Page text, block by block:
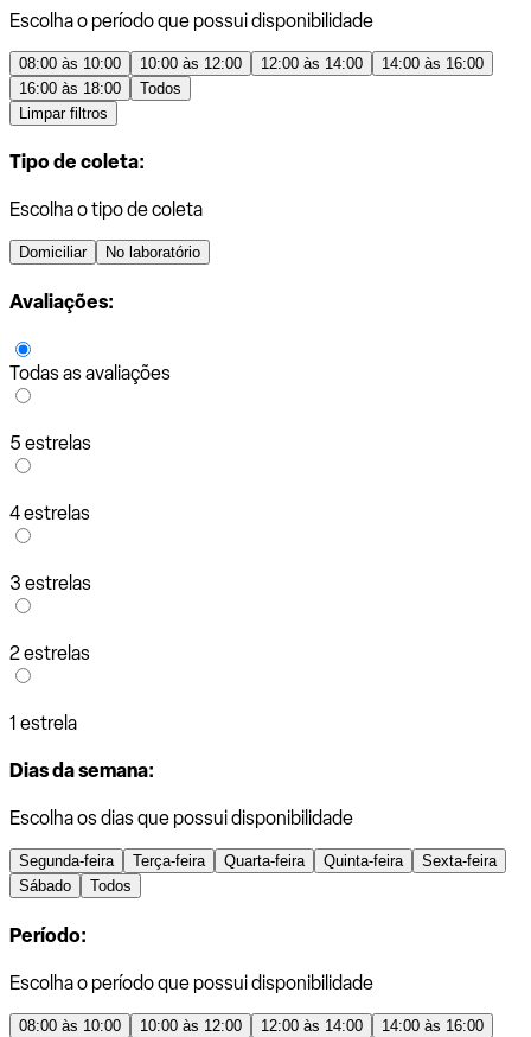
Escolha o período que possui disponibilidade
08:00 às 10:00 10:00 às 12:00 12:00 às 14:00
14:00 às 16:00
16:00 às 18:00
Todos
Limpar filtros
Tipo de coleta:
Escolha o tipo de coleta
Domiciliar No laboratório
Avaliações:
Todas as avaliações
5 estrelas
4 estrelas
3 estrelas
2 estrelas
1 estrela
Dias da semana:
Escolha os dias que possui disponibilidade
Segunda-feira Terça-feira Quarta-feira Quinta-feira
Sexta-feira
Sábado
Todos
Período:
Escolha o período que possui disponibilidade
08:00 às 10:00 10:00 às 12:00 12:00 às 14:00
14:00 às 16:00